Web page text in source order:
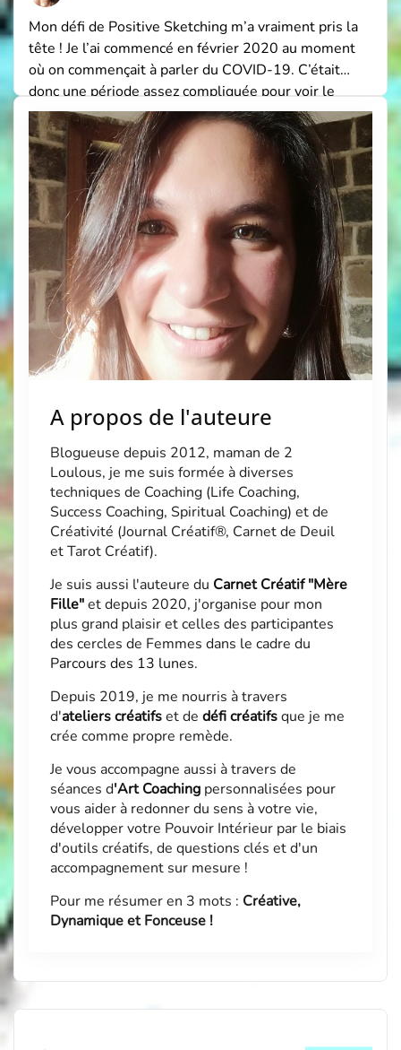
Mon défi de Positive Sketching m’a vraiment pris la
tête ! Je l’ai commencé en février 2020 au moment
où on commençait à parler du COVID-19. C’était
donc une période assez compliquée pour voir le
positif de la vie… Et pourtant, ce défi m’a le plus ému
et m’a fait prendre conscience de quelque chose […]
A propos de l'auteure
Blogueuse depuis 2012, maman de 2
Loulous, je me suis formée à diverses
techniques de Coaching (Life Coaching,
Success Coaching, Spiritual Coaching) et de
Créativité (Journal Créatif®, Carnet de Deuil
et Tarot Créatif).
Je suis aussi l'auteure du Carnet Créatif "Mère
Fille"et depuis 2020, j'organise pour mon
plus grand plaisir et celles des participantes
des cercles de Femmes dans le cadre du
Parcours des 13 lunes.
Depuis 2019, je me nourris à travers
d'ateliers créatifset de défi créatifsque je me
crée comme propre remède.
Je vous accompagne aussi à travers de
séances d'Art Coaching personnalisées pour
vous aider à redonner du sens à votre vie,
développer votre Pouvoir Intérieur par le biais
d'outils créatifs, de questions clés et d'un
accompagnement sur mesure !
Pour me résumer en 3 mots : Créative,
Dynamique et Fonceuse !